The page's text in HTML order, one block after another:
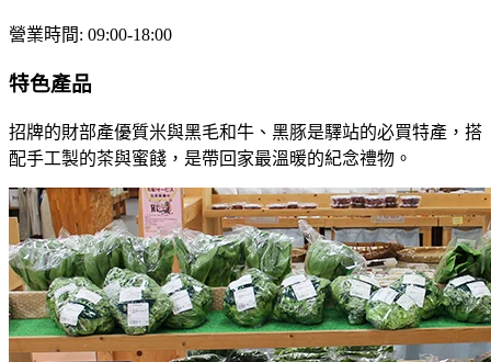
營業時間: 09:00-18:00
特色產品
招牌的財部產優質米與黑毛和牛、黑豚是驛站的必買特產，搭
配手工製的茶與蜜餞，是帶回家最溫暖的紀念禮物。